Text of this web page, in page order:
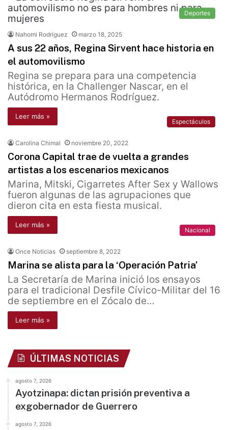
Deportes
Nahomi Rodríguez marzo 18, 2025
A sus 22 años, Regina Sirvent hace historia en
el automovilismo
Regina se prepara para una competencia
histórica, en la Challenger Nascar, en el
Autódromo Hermanos Rodríguez.
Leer más »
Espectáculos
Carolina Chimal noviembre 20, 2022
Corona Capital trae de vuelta a grandes
artistas a los escenarios mexicanos
Marina, Mitski, Cigarretes After Sex y Wallows
fueron algunas de las agrupaciones que
dieron cita en esta fiesta musical.
Leer más »
Nacional
Once Noticias septiembre 8, 2022
Marina se alista para la ‘Operación Patria’
La Secretaría de Marina inició los ensayos
para el tradicional Desfile Cívico-Militar del 16
de septiembre en el Zócalo de…
Leer más »
ÚLTIMAS NOTICIAS
agosto 7, 2026
Ayotzinapa: dictan prisión preventiva a
exgobernador de Guerrero
agosto 7, 2026